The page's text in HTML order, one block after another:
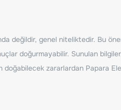
değildir, genel niteliktedir. Bu
doğurmayabilir. Sunulan
doğabilecek zararlardan Papara